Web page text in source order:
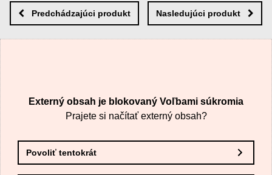
Nový komentár
MENO
VAŠA OTÁZKA K PRODUKTU
Predchádzajúci produkt Nasledujúci produkt
Externý obsah je blokovaný Voľbami súkromia
Prajete si načítať externý obsah?
Povoliť tentokrát